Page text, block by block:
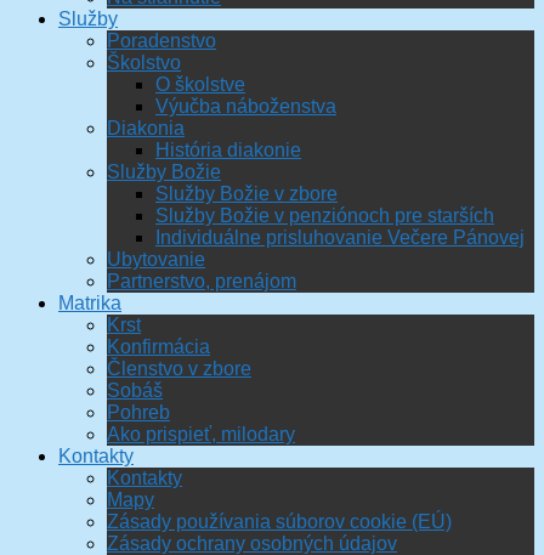
Služby
Poradenstvo
Školstvo
O školstve
Výučba náboženstva
Diakonia
História diakonie
Služby Božie
Služby Božie v zbore
Služby Božie v penziónoch pre starších
Individuálne prisluhovanie Večere Pánovej
Ubytovanie
Partnerstvo, prenájom
Matrika
Krst
Konfirmácia
Členstvo v zbore
Sobáš
Pohreb
Ako prispieť, milodary
Kontakty
Kontakty
Mapy
Zásady používania súborov cookie (EÚ)
Zásady ochrany osobných údajov